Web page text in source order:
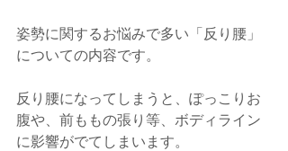
姿勢に関するお悩みで多い「反り腰」
についての内容です。
反り腰になってしまうと、ぽっこりお
腹や、前ももの張り等、ボディライン
に影響がでてしまいます。